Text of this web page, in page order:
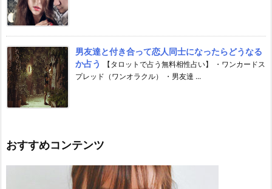
男友達と付き合って恋人同士になったらどうなる
か占う
【タロットで占う無料相性占い】 ・ワンカードス
プレッド（ワンオラクル） ・男友達 ...
おすすめコンテンツ